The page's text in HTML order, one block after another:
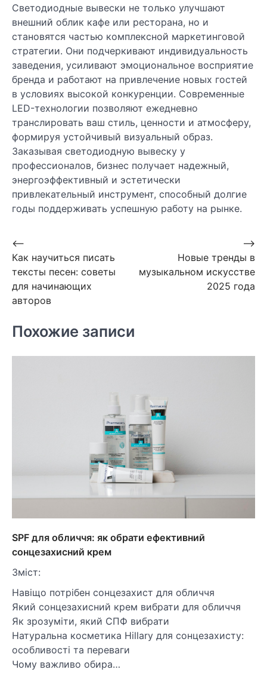
Светодиодные вывески не только улучшают
внешний облик кафе или ресторана, но и
становятся частью комплексной маркетинговой
стратегии. Они подчеркивают индивидуальность
заведения, усиливают эмоциональное восприятие
бренда и работают на привлечение новых гостей
в условиях высокой конкуренции. Современные
LED-технологии позволяют ежедневно
транслировать ваш стиль, ценности и атмосферу,
формируя устойчивый визуальный образ.
Заказывая светодиодную вывеску у
профессионалов, бизнес получает надежный,
энергоэффективный и эстетически
привлекательный инструмент, способный долгие
годы поддерживать успешную работу на рынке.
Навигация
по
записям
⟵
Как научиться писать
тексты песен: советы
для начинающих
авторов
Новые тренды в
музыкальном искусстве
2025 года
⟶
Похожие записи
SPF для обличчя: як обрати ефективний
сонцезахисний крем
Зміст:
Навіщо потрібен сонцезахист для обличчя
Який сонцезахисний крем вибрати для обличчя
Як зрозуміти, який СПФ вибрати
Натуральна косметика Hillary для сонцезахисту:
особливості та переваги
Чому важливо обира…